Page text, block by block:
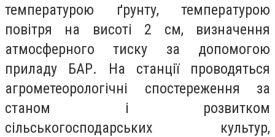
температурою ґрунту, температурою
повітря на висоті 2 см, визначення
атмосферного тиску за допомогою
приладу БАР. На станції проводяться
агрометеорологічні спостереження за
станом і розвитком
сільськогосподарських культур,